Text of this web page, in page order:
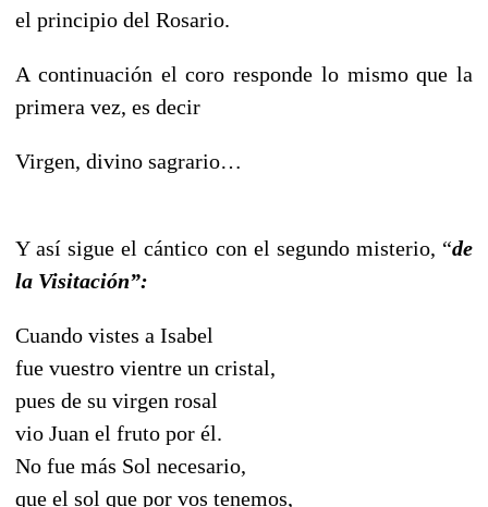
el principio del Rosario.
A continuación el coro responde lo mismo que la
primera vez, es decir
Virgen, divino sagrario…
Y así sigue el cántico con el segundo misterio, “de
la Visitación”:
Cuando vistes a Isabel
fue vuestro vientre un cristal,
pues de su virgen rosal
vio Juan el fruto por él.
No fue más Sol necesario,
que el sol que por vos tenemos,